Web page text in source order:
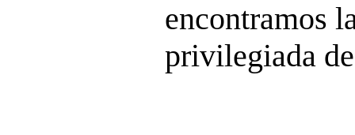
encontramos
privilegiada